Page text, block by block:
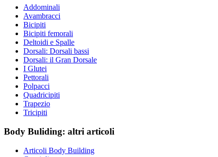
Addominali
Avambracci
Bicipiti
Bicipiti femorali
Deltoidi e Spalle
Dorsali: Dorsali bassi
Dorsali: il Gran Dorsale
I Glutei
Pettorali
Polpacci
Quadricipiti
Trapezio
Tricipiti
Body Buliding: altri articoli
Articoli Body Building